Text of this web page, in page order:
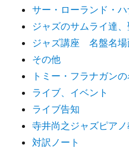
サー・ローランド・ハ
ジャズのサムライ達
ジャズ講座 名盤名場
その他
トミー・フラナガン
ライブ、イベント
ライブ告知
寺井尚之ジャズピア
対訳ノート